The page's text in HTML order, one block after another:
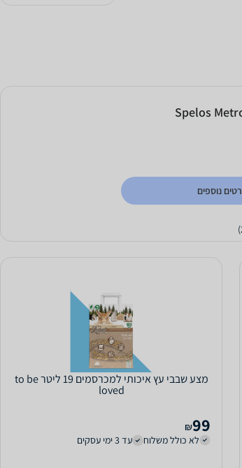
נוספים
מצע שבבי עץ איכותי למכרסמים 19 ליטר to be
loved
99
₪
לא כולל משלוח
עד 3 ימי עסקים